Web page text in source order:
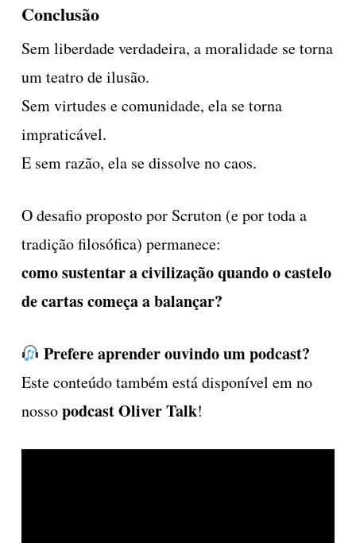
Conclusão
Sem liberdade verdadeira, a moralidade se torna
um teatro de ilusão.
Sem virtudes e comunidade, ela se torna
impraticável.
E sem razão, ela se dissolve no caos.
O desafio proposto por Scruton (e por toda a
tradição filosófica) permanece:
como sustentar a civilização quando o castelo
de cartas começa a balançar?
Prefere aprender ouvindo um podcast?
Este conteúdo também está disponível em no
nossopodcast Oliver Talk!